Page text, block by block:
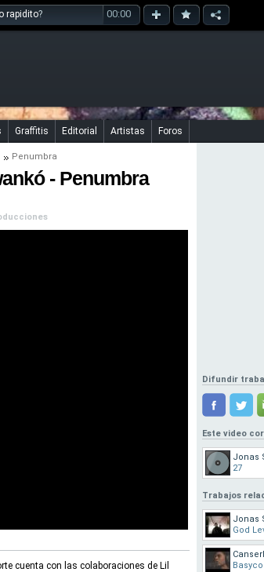
rapidito? 00:00
Graffitis Editorial Artistas Foros
Penumbra
- Penumbra
cuenta con las colaboraciones de Lil
Difundir
Este video
Jonas
27
Trabajos
Jonas
God